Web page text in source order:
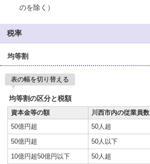
のを除く）
税率
均等割
表の幅を切り替える
均等割の区分と税額
資本金等の額
川西市内の従業員数
50億円超
50人超
50億円超
50人以下
10億円超50億円以下
50人超